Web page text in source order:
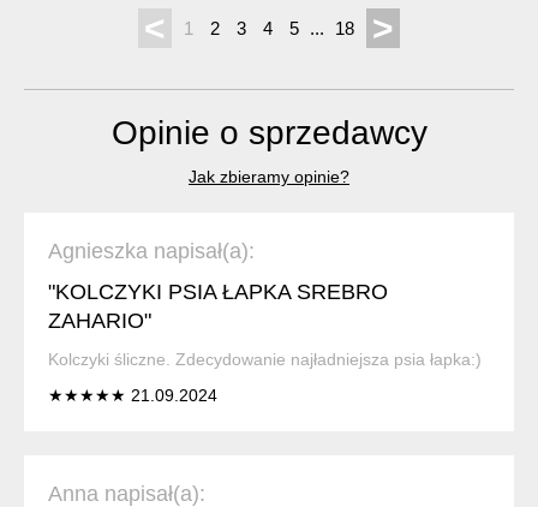
< 1 2 3 4 5 ... 18 >
Opinie o sprzedawcy
Jak zbieramy opinie?
Agnieszka napisał(a):
"KOLCZYKI PSIA ŁAPKA SREBRO
ZAHARIO"
Kolczyki śliczne. Zdecydowanie najładniejsza psia łapka:)
★★★★★ 21.09.2024
Anna napisał(a):